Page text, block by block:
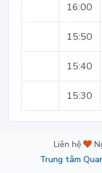
16:00
15:50
15:40
15:30
Liên hệ
Trung tâm